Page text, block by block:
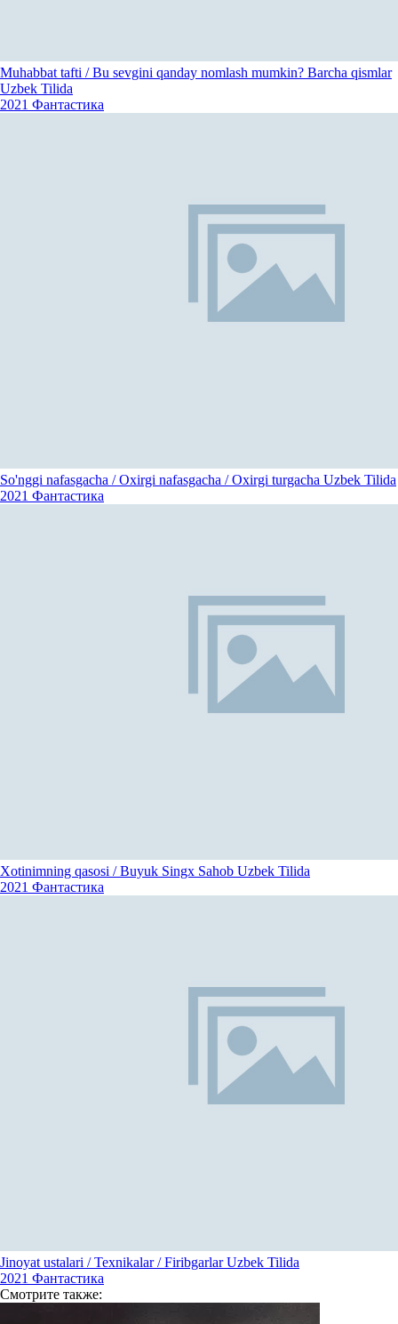
Muhabbat tafti / Bu sevgini qanday nomlash mumkin? Barcha qismlar
Uzbek Tilida
2021 Фантастика
So'nggi nafasgacha / Oxirgi nafasgacha / Oxirgi turgacha Uzbek Tilida
2021 Фантастика
Xotinimning qasosi / Buyuk Singx Sahob Uzbek Tilida
2021 Фантастика
Jinoyat ustalari / Texnikalar / Firibgarlar Uzbek Tilida
2021 Фантастика
Смотрите также: